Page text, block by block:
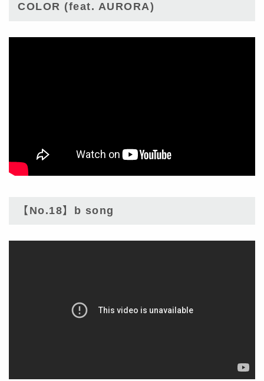
COLOR (feat. AURORA)
【No.18】b song